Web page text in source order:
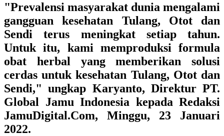
"Prevalensi masyarakat dunia mengalami
gangguan kesehatan Tulang, Otot dan
Sendi terus meningkat setiap tahun.
Untuk itu, kami memproduksi formula
obat herbal yang memberikan solusi
cerdas untuk kesehatan Tulang, Otot dan
Sendi," ungkap Karyanto, Direktur PT.
Global Jamu Indonesia kepada Redaksi
JamuDigital.Com, Minggu, 23 Januari
2022.